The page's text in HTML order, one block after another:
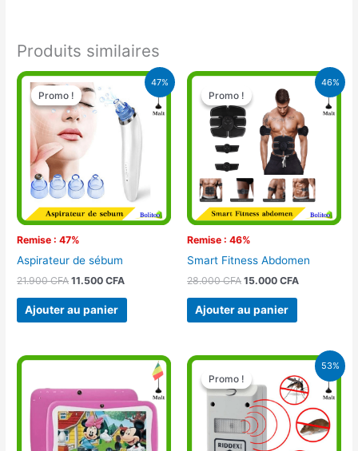
Produits similaires
47%
Promo !
Remise : 47%
Promo !
Aspirateur de sébum
21.900CFA
Le
prix
initial
était :
21.900 CFA.
11.500CFA
Le
actuel
est :
11.500 CFA.
Ajouter au panier
46%
Promo !
Remise : 46%
Promo !
Smart Fitness Abdomen
28.000CFA
Le
prix
initial
était :
28.000 CFA.
15.000 CFA
Le
prix
actuel
est :
15.000 CFA.
Ajouter au panier
53%
Promo !
Promo !
Le
prix
initial
était :
15.000 CFA.
Le
prix
actuel
est :
7.000 CFA.